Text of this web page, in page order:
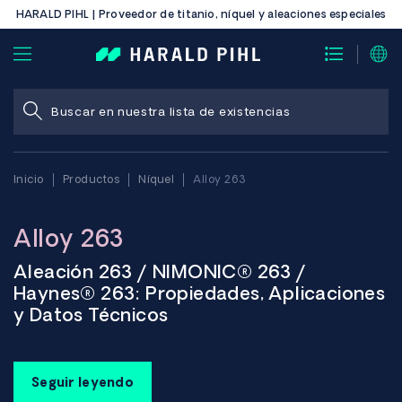
HARALD PIHL | Proveedor de titanio, níquel y aleaciones especiales
Inicio Productos Níquel Alloy 263
Alloy 263
Aleación 263 / NIMONIC® 263 /
Haynes® 263: Propiedades, Aplicaciones
y Datos Técnicos
La aleación 263, también conocida como NIMONIC 263 y
Haynes 263, es una aleación de níquel-cobalto-cromo-
Seguir leyendo